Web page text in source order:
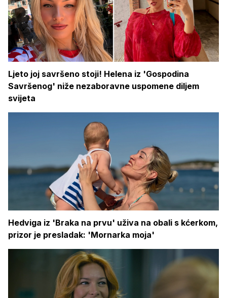
Ljeto joj savršeno stoji! Helena iz 'Gospodina
Savršenog' niže nezaboravne uspomene diljem
svijeta
Hedviga iz 'Braka na prvu' uživa na obali s kćerkom,
prizor je presladak: 'Mornarka moja'